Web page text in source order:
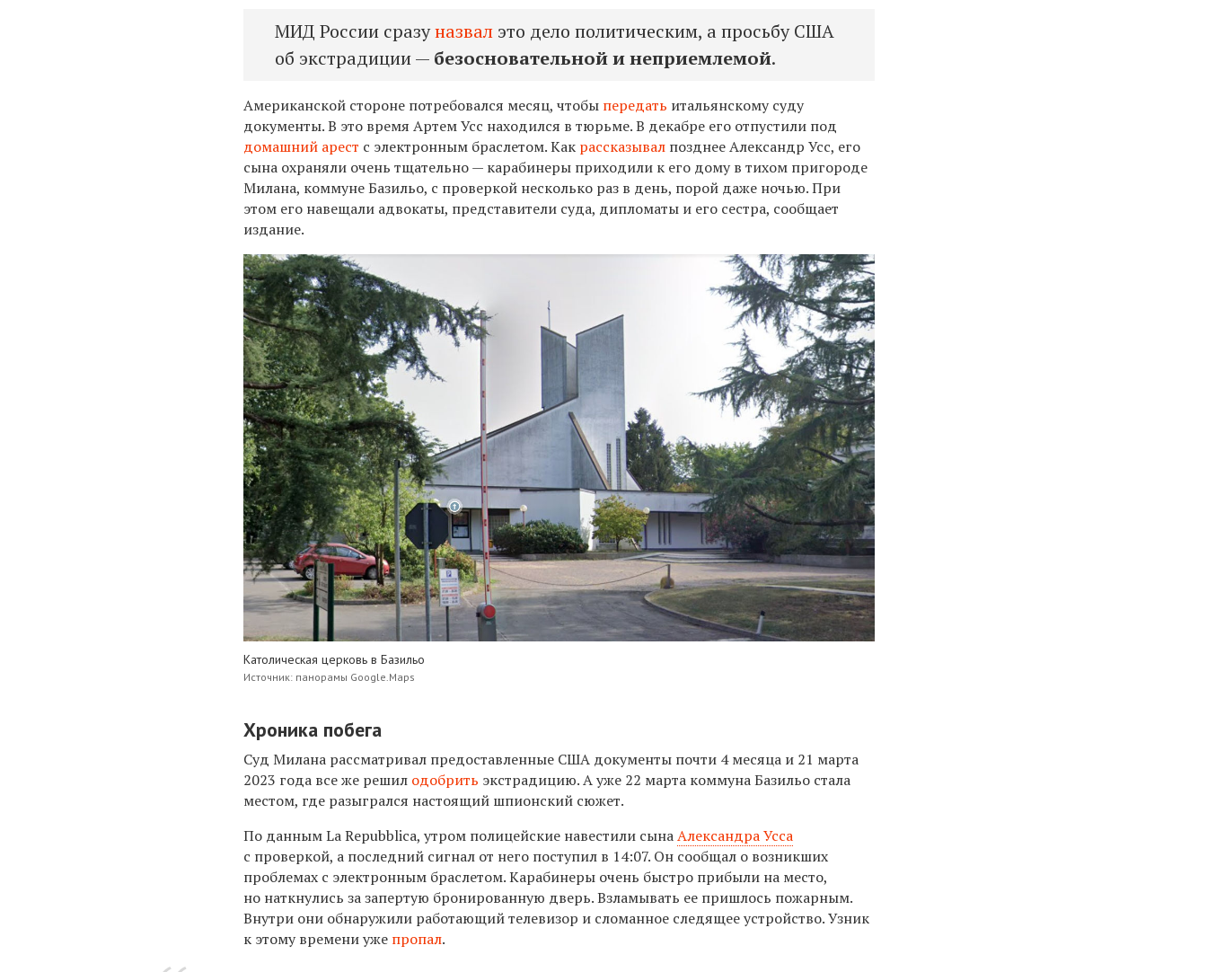
МИД России сразуназвал это дело политическим, а просьбу США
об экстрадиции — безосновательной и неприемлемой.
Американской стороне потребовался месяц, чтобы передать итальянскому суду
документы. В это время Артем Усс находился в тюрьме. В декабре его отпустили под
домашний арест с электронным браслетом. Как рассказывал позднее Александр Усс, его
сына охраняли очень тщательно — карабинеры приходили к его дому в тихом пригороде
Милана, коммуне Базильо, с проверкой несколько раз в день, порой даже ночью. При
этом его навещали адвокаты, представители суда, дипломаты и его сестра, сообщает
издание.
Католическая церковь в Базильо
Источник: панорамы Google.Maps
Хроника побега
Суд Милана рассматривал предоставленные США документы почти 4 месяца и 21 марта
2023 года все же решил одобрить экстрадицию. А уже 22 марта коммуна Базильо стала
местом, где разыгрался настоящий шпионский сюжет.
По данным La Repubblica, утром полицейские навестили сынаАлександра Усса
с проверкой, а последний сигнал от него поступил в 14:07. Он сообщал о возникших
проблемах с электронным браслетом. Карабинеры очень быстро прибыли на место,
но наткнулись за запертую бронированную дверь. Взламывать ее пришлось пожарным.
Внутри они обнаружили работающий телевизор и сломанное следящее устройство. Узник
к этому времени уже пропал.